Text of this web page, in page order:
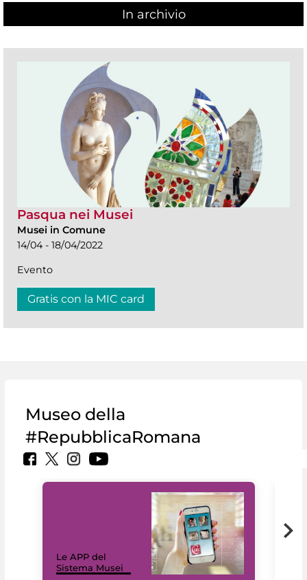
In archivio
Pasqua nei Musei
Musei in Comune
14/04 - 18/04/2022
Evento
Gratis con la MIC card
Museo della
#RepubblicaRomana
Le APP del
Sistema Musei